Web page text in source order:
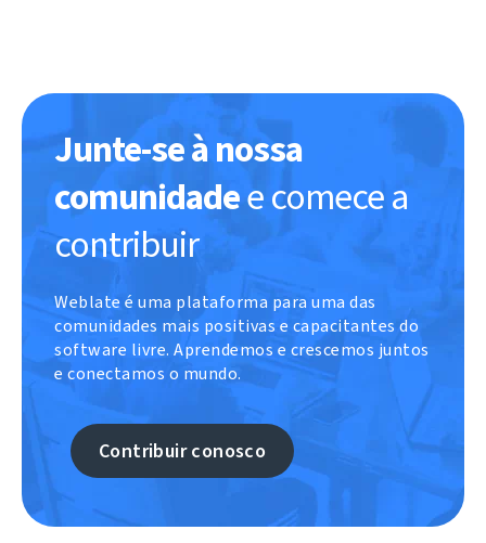
Junte-se à nossa
comunidadee comece a
contribuir
Weblate é uma plataforma para uma das
comunidades mais positivas e capacitantes do
software livre. Aprendemos e crescemos juntos
e conectamos o mundo.
Contribuir conosco